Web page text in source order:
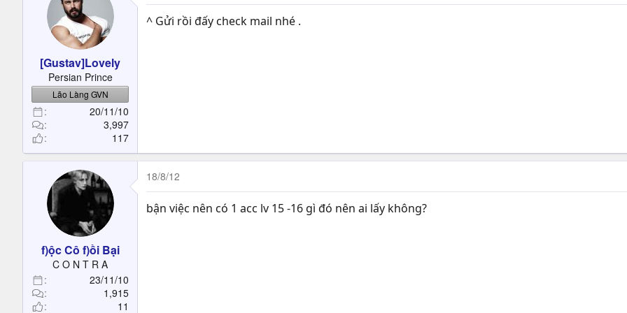
[Gustav]Lovely
Persian Prince
Lão Làng GVN
20/11/10
3,997
117
^ Gửi rồi đấy check mail nhé .
f)ộc Cô f)ồi Bại
C O N T R A
23/11/10
1,915
11
18/8/12
bận việc nên có 1 acc lv 15 -16 gì đó nên ai lấy không?